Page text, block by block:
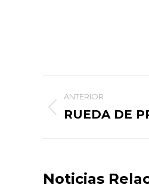
entre
ANTERIOR
Publicación
RUEDA DE
Noticias